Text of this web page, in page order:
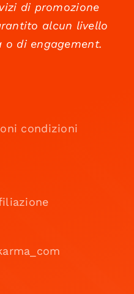
di promozione
alcun livello
di engagement.
condizioni